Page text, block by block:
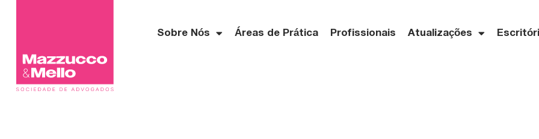
Sobre Nós Áreas de Prática Profissionais Atualizações